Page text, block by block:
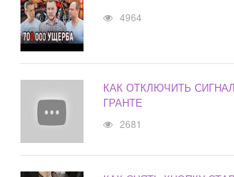
4964
КАК ОТКЛЮЧИТЬ
ГРАНТЕ
2681